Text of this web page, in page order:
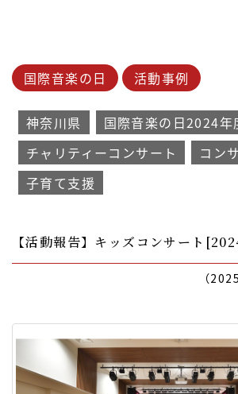
国際音楽の日 活動事例
神奈川県
国際音楽の日2024年
チャリティーコンサート
コン
子育て支援
【活動報告】キッズコンサート
（